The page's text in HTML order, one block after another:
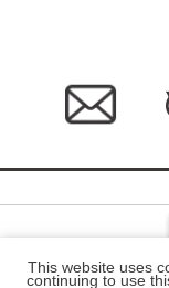
This website uses
continuing to use